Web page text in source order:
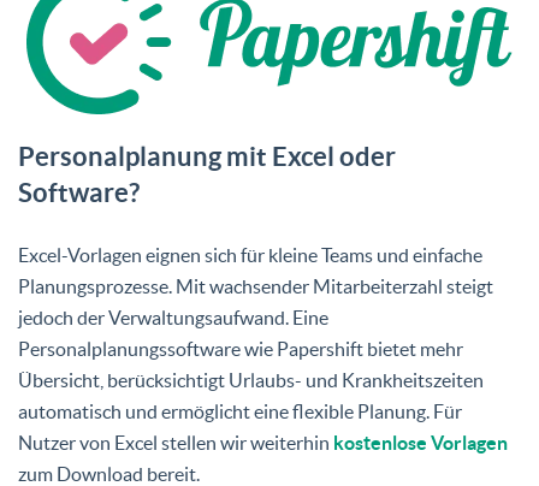
Personalplanung mit Excel oder
Software?
Excel-Vorlagen eignen sich für kleine Teams und einfache
Planungsprozesse. Mit wachsender Mitarbeiterzahl steigt
jedoch der Verwaltungsaufwand. Eine
Personalplanungssoftware wie Papershift bietet mehr
Übersicht, berücksichtigt Urlaubs- und Krankheitszeiten
automatisch und ermöglicht eine flexible Planung. Für
Nutzer von Excel stellen wir weiterhin kostenlose Vorlagen
zum Download bereit.